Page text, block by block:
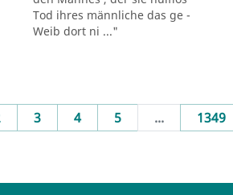
Tod ihres männliche das ge -
Weib dort ni ..."
3 4 5 ... 1349